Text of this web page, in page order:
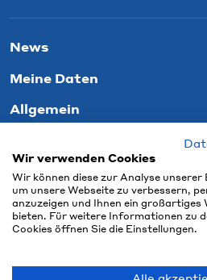
News
Meine Daten
Allgemein
Wir verwenden Cookies
Wir können diese zur Analyse
um unsere Webseite zu verbessern,
anzuzeigen und Ihnen ein großartiges
bieten. Für weitere Informationen zu
Cookies öffnen Sie die Einstellungen.